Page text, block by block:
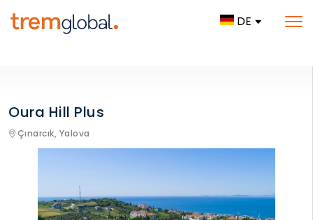
DE
Oura Hill Plus
Çınarcık, Yalova